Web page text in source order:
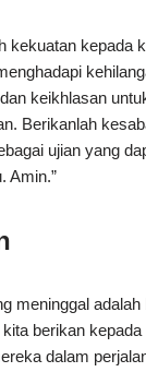
kekuatan kepada
keikhlasan
Berikanlah
ujian yang
Amin.”
meninggal
berikan
dalam